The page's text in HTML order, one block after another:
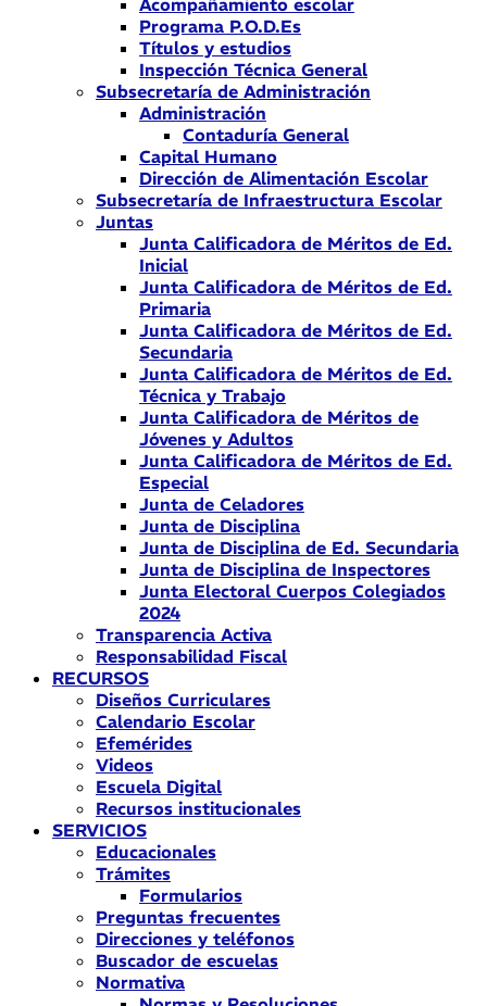
Acompañamiento escolar
Programa P.O.D.Es
Títulos y estudios
Inspección Técnica General
Subsecretaría de Administración
Administración
Contaduría General
Capital Humano
Dirección de Alimentación Escolar
Subsecretaría de Infraestructura Escolar
Juntas
Junta Calificadora de Méritos de Ed.
Inicial
Junta Calificadora de Méritos de Ed.
Primaria
Junta Calificadora de Méritos de Ed.
Secundaria
Junta Calificadora de Méritos de Ed.
Técnica y Trabajo
Junta Calificadora de Méritos de
Jóvenes y Adultos
Junta Calificadora de Méritos de Ed.
Especial
Junta de Celadores
Junta de Disciplina
Junta de Disciplina de Ed. Secundaria
Junta de Disciplina de Inspectores
Junta Electoral Cuerpos Colegiados
2024
Transparencia Activa
Responsabilidad Fiscal
RECURSOS
Diseños Curriculares
Calendario Escolar
Efemérides
Videos
Escuela Digital
Recursos institucionales
SERVICIOS
Educacionales
Trámites
Formularios
Preguntas frecuentes
Direcciones y teléfonos
Buscador de escuelas
Normativa